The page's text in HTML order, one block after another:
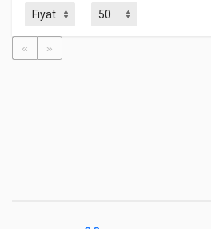
« »